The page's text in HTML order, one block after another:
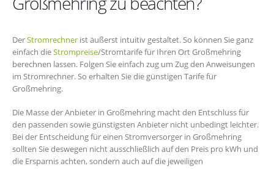
DerStromrechner ist äußerst intuitiv gestaltet. So können Sie ganz
einfach dieStrompreise/Stromtarife für Ihren Ort Großmehring
berechnen lassen. Folgen Sie einfach zug um Zug den Anweisungen
im Stromrechner. So erhalten Sie die günstigen Tarife für
Großmehring.
Die Masse der Anbieter in Großmehring macht den Entschluss für
den passenden sowie günstigsten Anbieter nicht unbedingt leichter.
Bei der Entscheidung für einen Stromversorger in Großmehring
sollten Sie deswegen nicht ausschließlich auf den Preis pro kWh und
die Ersparnis achten, sondern auch auf die jeweiligen